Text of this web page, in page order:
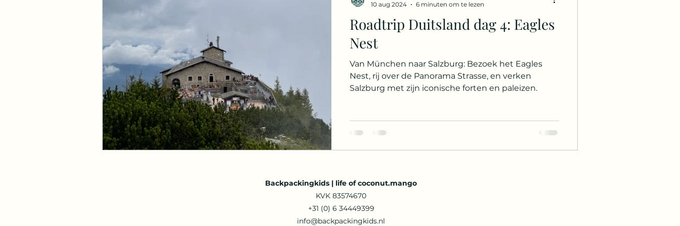
Caribbean & Midden Amerika Frankrijk Malediven Singapore Egypte
Oostenrijk Bahama's Jamaica Honduras Belize
Cayman Island
Roadtrip Duitsland dag 4: Eagles
Nest
Van München naar Salzburg: Bezoek het Eagles
Nest, rij over de Panorama Strasse, en verken
Salzburg met zijn iconische forten en paleizen.
10 aug 2024
6 minuten om te lezen
Backpackingkids | life of coconut.mango
KVK 83574670
+31 (0) 6 34449399
info@backpackingkids.nl